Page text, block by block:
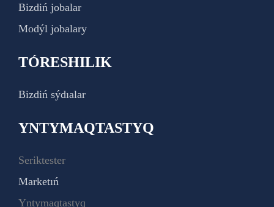
Bizdiń jobalar
Modýl jobalary
TÓRESHILIK
Bizdiń sýdıalar
YNTYMAQTASTYQ
Seriktester
Marketıń
Yntymaqtastyq